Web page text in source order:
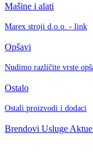
Mašine i alati
Marex stroji d.o.o. - link
Opšavi
Nudimo različite vrste
Ostalo
Ostali proizvodi i dodaci
Brendovi Usluge